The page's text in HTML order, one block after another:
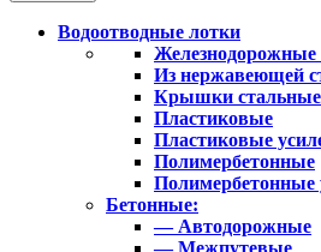
Водоотводные лотки
Железнодорожные
Из нержавеющей
Крышки стальные
Пластиковые
Пластиковые
Полимербетонные
Полимербетонные
Бетонные:
— Автодорожные
— Межпутевые